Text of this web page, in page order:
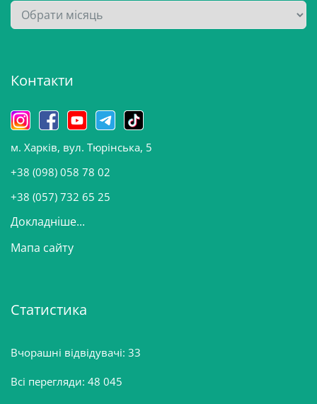
А
р
в
н
о
в
и
Контакти
м. Харків, вул. Тюрінська, 5
+38 (098) 058 78 02
+38 (057) 732 65 25
Докладніше...
Мапа сайту
Статистика
Вчорашні відвідувачі: 33
Всі перегляди: 48 045